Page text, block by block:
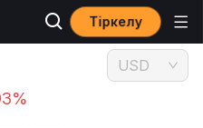
Тіркелу
бағасы LUX
USD